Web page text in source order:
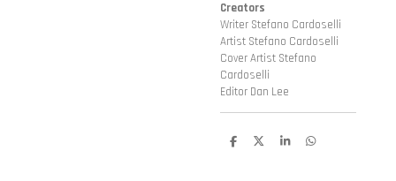
Creators
Writer Stefano Cardoselli
Artist Stefano Cardoselli
Cover Artist Stefano
Cardoselli
Editor Dan Lee
D
D
S
D